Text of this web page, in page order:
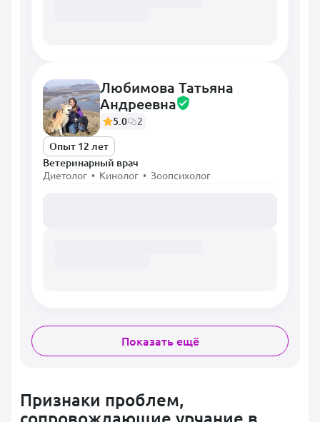
Любимова Татьяна
Андреевна
5.0
2
Опыт 12 лет
Ветеринарный врач
Диетолог • Кинолог • Зоопсихолог
Показать ещё
Признаки проблем,